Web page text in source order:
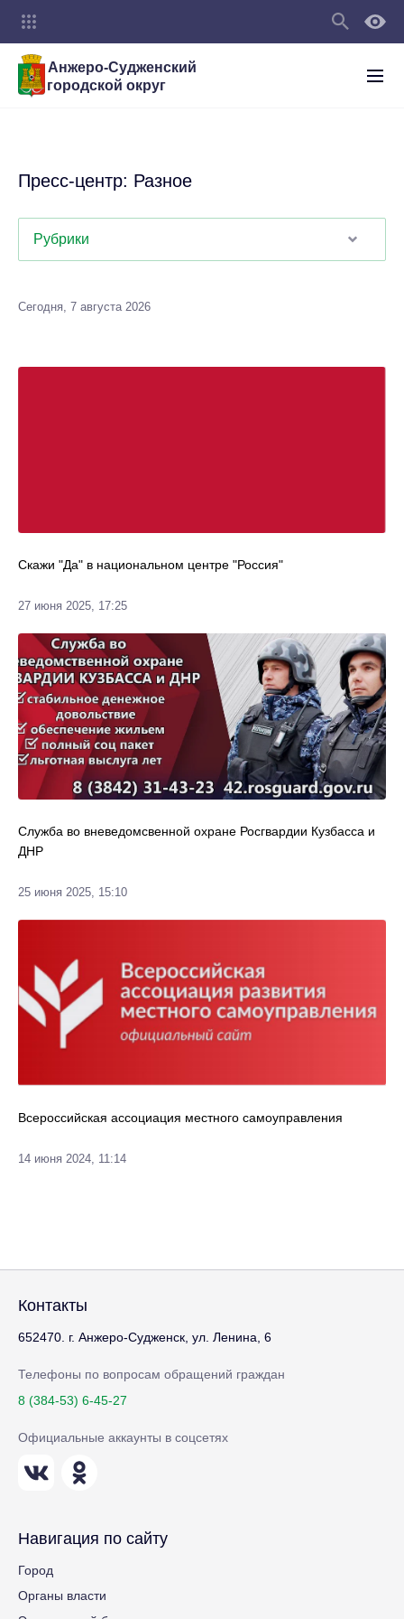
Анжеро-Судженский
городской округ
Пресс-центр: Разное
Рубрики
Сегодня, 7 августа 2026
Скажи "Да" в национальном центре "Россия"
27 июня 2025, 17:25
Служба во вневедомсвенной охране Росгвардии Кузбасса и
ДНР
25 июня 2025, 15:10
Всероссийская ассоциация местного самоуправления
14 июня 2024, 11:14
Контакты
652470. г. Анжеро-Судженск, ул. Ленина, 6
Телефоны по вопросам обращений граждан
8 (384-53) 6-45-27
Официальные аккаунты в соцсетях
Навигация по сайту
Город
Органы власти